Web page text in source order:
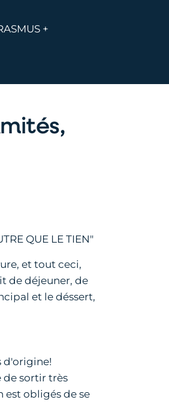
+
QUE LE TIEN"
et tout ceci,
de déjeuner, de
et le déssert,
d'origine!
de sortir très
est obligés de se